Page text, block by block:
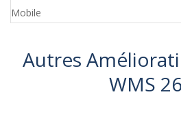
Autres
WMS